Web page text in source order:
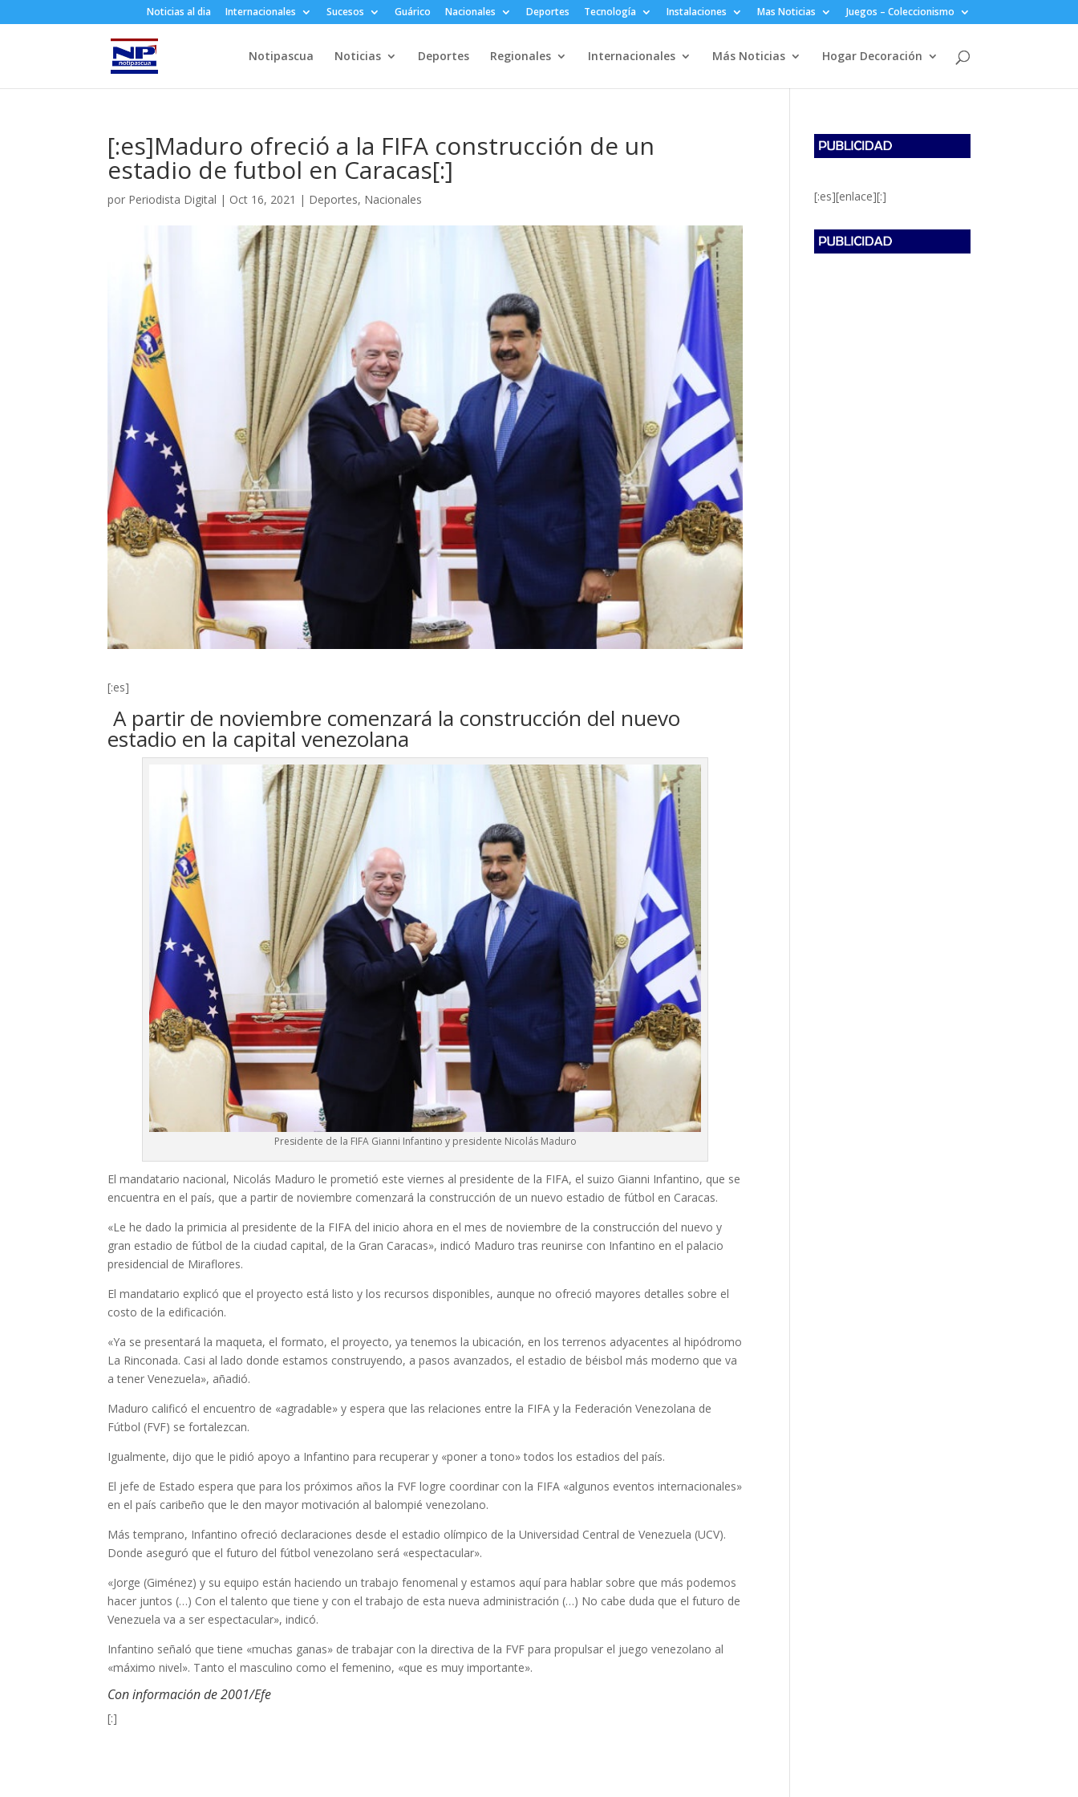
Noticias al dia Internacionales Sucesos Guárico Nacionales Deportes Tecnología Instalaciones Mas Noticias Juegos – Coleccionismo
Notipascua Noticias Deportes Regionales Internacionales Más Noticias Hogar Decoración
[:es]Maduro ofreció a la FIFA construcción de un
estadio de futbol en Caracas[:]
por Periodista Digital | Oct 16, 2021 | Deportes, Nacionales
[:es]
A partir de noviembre comenzará la construcción del nuevo
estadio en la capital venezolana
Presidente de la FIFA Gianni Infantino y presidente Nicolás Maduro
El mandatario nacional, Nicolás Maduro le prometió este viernes al presidente de la FIFA, el suizo Gianni Infantino, que se
encuentra en el país, que a partir de noviembre comenzará la construcción de un nuevo estadio de fútbol en Caracas.
«Le he dado la primicia al presidente de la FIFA del inicio ahora en el mes de noviembre de la construcción del nuevo y
gran estadio de fútbol de la ciudad capital, de la Gran Caracas», indicó Maduro tras reunirse con Infantino en el palacio
presidencial de Miraflores.
El mandatario explicó que el proyecto está listo y los recursos disponibles, aunque no ofreció mayores detalles sobre el
costo de la edificación.
«Ya se presentará la maqueta, el formato, el proyecto, ya tenemos la ubicación, en los terrenos adyacentes al hipódromo
La Rinconada. Casi al lado donde estamos construyendo, a pasos avanzados, el estadio de béisbol más moderno que va
a tener Venezuela», añadió.
Maduro calificó el encuentro de «agradable» y espera que las relaciones entre la FIFA y la Federación Venezolana de
Fútbol (FVF) se fortalezcan.
Igualmente, dijo que le pidió apoyo a Infantino para recuperar y «poner a tono» todos los estadios del país.
El jefe de Estado espera que para los próximos años la FVF logre coordinar con la FIFA «algunos eventos internacionales»
en el país caribeño que le den mayor motivación al balompié venezolano.
Más temprano, Infantino ofreció declaraciones desde el estadio olímpico de la Universidad Central de Venezuela (UCV).
Donde aseguró que el futuro del fútbol venezolano será «espectacular».
«Jorge (Giménez) y su equipo están haciendo un trabajo fenomenal y estamos aquí para hablar sobre que más podemos
hacer juntos (…) Con el talento que tiene y con el trabajo de esta nueva administración (…) No cabe duda que el futuro de
Venezuela va a ser espectacular», indicó.
Infantino señaló que tiene «muchas ganas» de trabajar con la directiva de la FVF para propulsar el juego venezolano al
«máximo nivel». Tanto el masculino como el femenino, «que es muy importante».
Con información de 2001/Efe
[:]
[:es][enlace][:]